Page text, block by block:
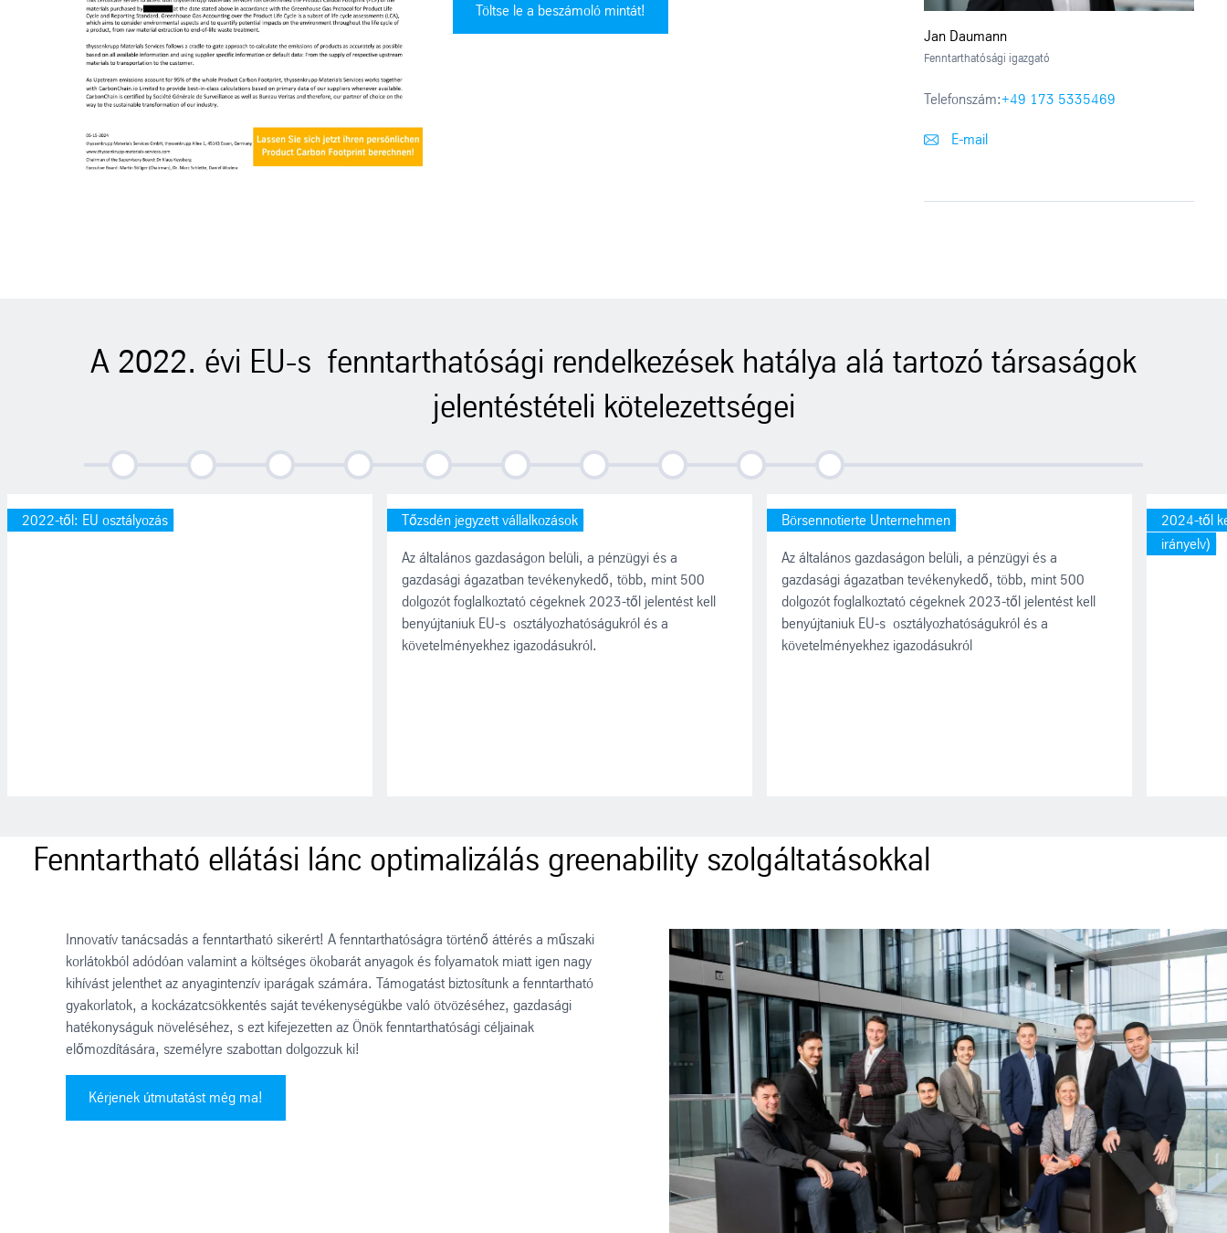
Töltse le a beszámoló mintát!
Jan Daumann
Fenntarthatósági igazgató
Telefonszám:+49 173 5335469
E-mail
A 2022. évi EU-s fenntarthatósági rendelkezések hatálya alá tartozó társaságok
jelentéstételi kötelezettségei
2022 2022 2023 2024 2024 2024 2025 2026 2026 2026
2022-től: EU osztályozás Tőzsdén jegyzett vállalkozások
Az általános gazdaságon belüli, a pénzügyi és a
gazdasági ágazatban tevékenykedő, több, mint 500
dolgozót foglalkoztató cégeknek 2023-től jelentést kell
benyújtaniuk EU-s osztályozhatóságukról és a
követelményekhez igazodásukról.
Börsennotierte Unternehmen
Az általános gazdaságon belüli, a pénzügyi és a
gazdasági ágazatban tevékenykedő, több, mint 500
dolgozót foglalkoztató cégeknek 2023-től jelentést kell
benyújtaniuk EU-s osztályozhatóságukról és a
követelményekhez igazodásukról
2024-től
irányelv)
Fenntartható ellátási lánc optimalizálás greenability szolgáltatásokkal
Innovatív tanácsadás a fenntartható sikerért! A fenntarthatóságra történő áttérés a műszaki
korlátokból adódóan valamint a költséges ökobarát anyagok és folyamatok miatt igen nagy
kihívást jelenthet az anyagintenzív iparágak számára. Támogatást biztosítunk a fenntartható
gyakorlatok, a kockázatcsökkentés saját tevékenységükbe való ötvözéséhez, gazdasági
hatékonyságuk növeléséhez, s ezt kifejezetten az Önök fenntarthatósági céljainak
előmozdítására, személyre szabottan dolgozzuk ki!
Kérjenek útmutatást még ma!